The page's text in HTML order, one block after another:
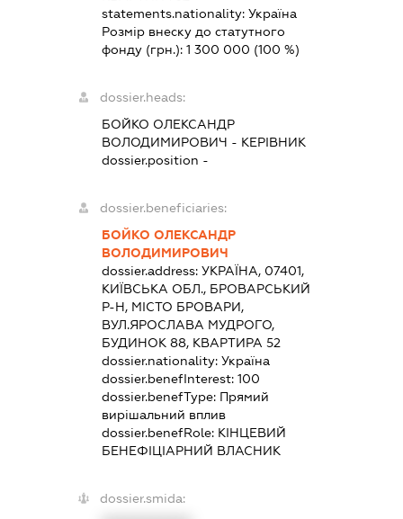
statements.nationality: Україна
Розмір внеску до статутного
фонду (грн.): 1 300 000 (100 %)
dossier.heads:
БОЙКО ОЛЕКСАНДР
ВОЛОДИМИРОВИЧ - КЕРІВНИК
dossier.position -
dossier.beneficiaries:
БОЙКО ОЛЕКСАНДР
ВОЛОДИМИРОВИЧ
dossier.address: УКРАЇНА, 07401,
КИЇВСЬКА ОБЛ., БРОВАРСЬКИЙ
Р-Н, МІСТО БРОВАРИ,
ВУЛ.ЯРОСЛАВА МУДРОГО,
БУДИНОК 88, КВАРТИРА 52
dossier.nationality: Україна
dossier.benefInterest: 100
dossier.benefType: Прямий
вирішальний вплив
dossier.benefRole: КІНЦЕВИЙ
БЕНЕФІЦІАРНИЙ ВЛАСНИК
dossier.smida: